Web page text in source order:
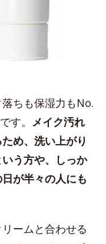
ちも保湿力もNo.
す。
メイク汚れ
め、洗い上がり
う方や、しっか
が半々の人にも
ームと合わせる